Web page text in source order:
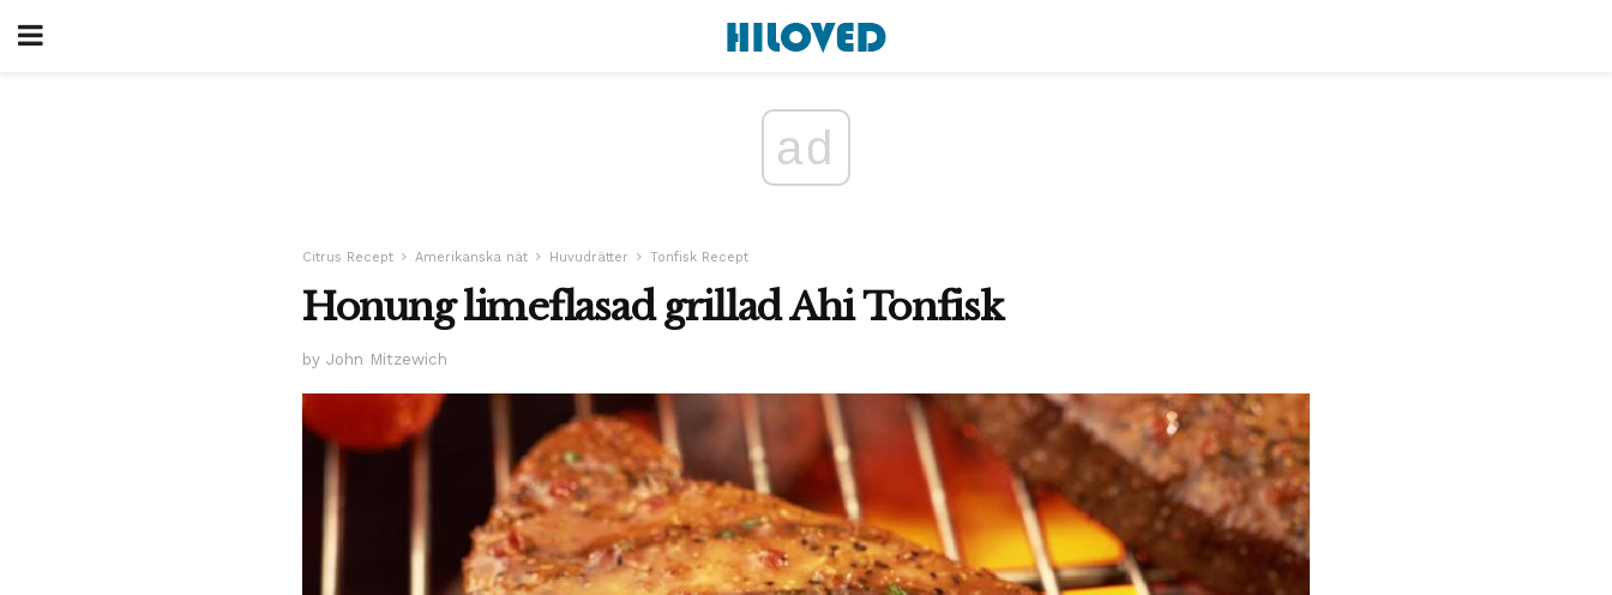
ad
Citrus Recept Amerikanska nät Huvudrätter Tonfisk Recept
Honung limeflasad grillad Ahi Tonfisk
by John Mitzewich